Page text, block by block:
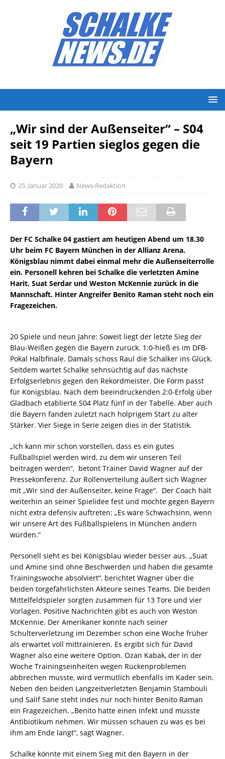
„Wir sind der Außenseiter“ – S04
seit 19 Partien sieglos gegen die
Bayern
25. Januar 2020 News-Redaktion
Der FC Schalke 04 gastiert am heutigen Abend um 18.30
Uhr beim FC Bayern München in der Allianz Arena.
Königsblau nimmt dabei einmal mehr die Außenseiterrolle
ein. Personell kehren bei Schalke die verletzten Amine
Harit, Suat Serdar und Weston McKennie zurück in die
Mannschaft. Hinter Angreifer Benito Raman steht noch ein
Fragezeichen.
20 Spiele und neun Jahre: Soweit liegt der letzte Sieg der
Blau-Weißen gegen die Bayern zurück. 1:0-hieß es im DFB-
Pokal Halbfinale. Damals schoss Raul die Schalker ins Glück.
Seitdem wartet Schalke sehnsüchtig auf das nächste
Erfolgserlebnis gegen den Rekordmeister. Die Form passt
für Königsblau. Nach dem beeindruckenden 2:0-Erfolg über
Gladbach etablierte S04 Platz fünf in der Tabelle. Aber auch
die Bayern fanden zuletzt nach holprigem Start zu alter
Stärker. Vier Siege in Serie zeigen dies in der Statistik.
„Ich kann mir schon vorstellen, dass es ein gutes
Fußballspiel werden wird, zu dem wir unseren Teil
beitragen werden“, betont Trainer David Wagner auf der
Pressekonferenz. Zur Rollenverteilung äußert sich Wagner
mit „Wir sind der Außenseiter, keine Frage“. Der Coach hält
weiterhin an seiner Spielidee fest und möchte gegen Bayern
nicht extra defensiv auftreten: „Es wäre Schwachsinn, wenn
wir unsere Art des Fußballspielens in München ändern
würden.“
Personell sieht es bei Königsblau wieder besser aus. „Suat
und Amine sind ohne Beschwerden und haben die gesamte
Trainingswoche absolviert“, berichtet Wagner über die
beiden torgefährlichsten Akteure seines Teams. Die beiden
Mittelfeldspieler sorgten zusammen für 13 Tore und vier
Vorlagen. Positive Nachrichten gibt es auch von Weston
McKennie. Der Amerikaner konnte nach seiner
Schulterverletzung im Dezember schon eine Woche früher
als erwartet voll mittrainieren. Es ergibt sich für David
Wagner also eine weitere Option. Ozan Kabak, der in der
Woche Trainingseinheiten wegen Rückenproblemen
abbrechen musste, wird vermutlich ebenfalls im Kader sein.
Neben den beiden Langzeitverletzten Benjamin Stambouli
und Salif Sane steht indes nur noch hinter Benito Raman
ein Fragezeichen. „Benito hatte einen Infekt und musste
Antibiotikum nehmen. Wir müssen schauen zu was es bei
ihm am Ende langt“, sagt Wagner.
Schalke könnte mit einem Sieg mit den Bayern in der